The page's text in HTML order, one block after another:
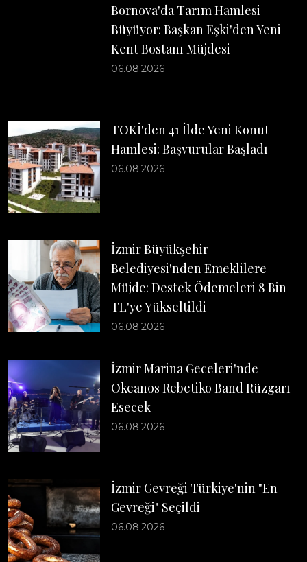
Bornova'da Tarım Hamlesi
Büyüyor: Başkan Eşki'den Yeni
Kent Bostanı Müjdesi
06.08.2026
TOKİ'den 41 İlde Yeni Konut
Hamlesi: Başvurular Başladı
06.08.2026
İzmir Büyükşehir
Belediyesi'nden Emeklilere
Müjde: Destek Ödemeleri 8 Bin
TL'ye Yükseltildi
06.08.2026
İzmir Marina Geceleri'nde
Okeanos Rebetiko Band Rüzgarı
Esecek
06.08.2026
İzmir Gevreği Türkiye'nin "En
Gevreği" Seçildi
06.08.2026